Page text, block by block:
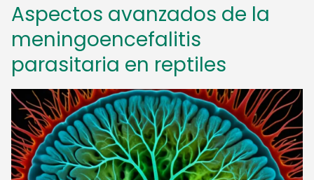
Aspectos avanzados de la
meningoencefalitis
parasitaria en reptiles